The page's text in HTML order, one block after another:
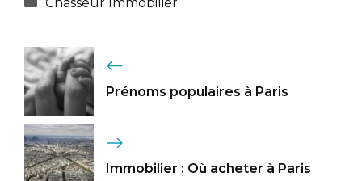
Prénoms populaires à Paris
Immobilier : Où acheter à Paris